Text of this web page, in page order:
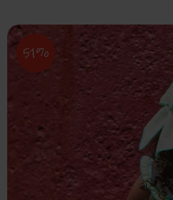
51%